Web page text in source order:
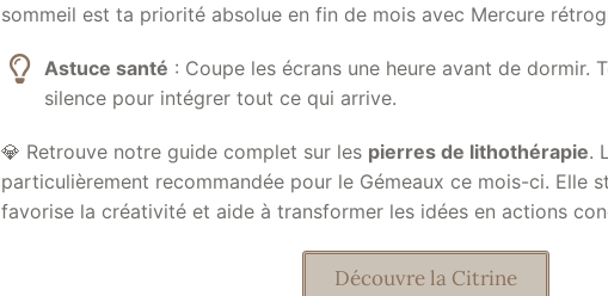
sommeil est ta priorité absolue en fin de mois avec Mercure
Astuce santé : Coupe les écrans une heure avant de dormir.
silence pour intégrer tout ce qui arrive.
💎 Retrouve notre guide complet sur les pierres de lithothérapie.
particulièrement recommandée pour le Gémeaux ce mois-ci. Elle
favorise la créativité et aide à transformer les idées en actions
Découvre la Citrine